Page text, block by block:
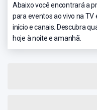
Abaixo você encontrará a
para eventos ao vivo na
início e canais. Descubra
hoje à noite e amanhã.